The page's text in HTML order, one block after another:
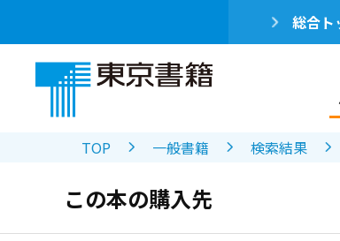
総合ト
TOP 一般書籍 検索結果
この本の購入先